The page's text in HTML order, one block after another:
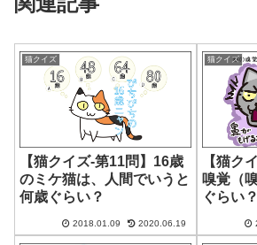
猫クイズ
【猫クイズ-第11問】16歳
のミケ猫は、人間でいうと
何歳ぐらい？
2018.01.09 2020.06.19
猫クイズ
【猫ク
嗅覚（
ぐらい？